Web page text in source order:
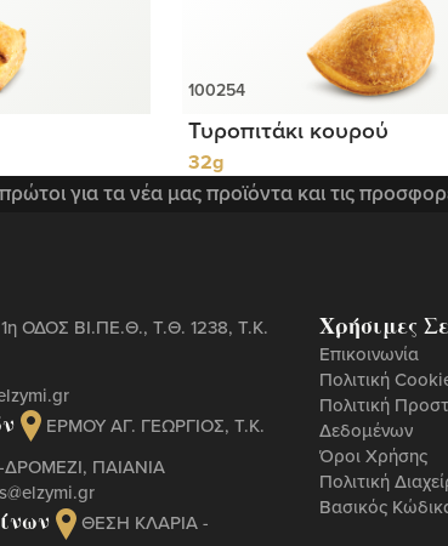
Τυροπιτάκι κουρού
32g
για τα νέα μας προϊόντα και τις
1η ΟΔΟΣ ΒΙ.ΠΕ.Θ., Τ.Θ. 1238, Τ.Κ.
ΕΡΜΟΥ ΑΓ. ΓΕΩΡΓΙΟΣ, T.K.
ΠΑΙΑΝΙΑ
ΘΕΣΗ ΚΛΑΡΙΑ -
Χρήσιμες
Επικοινωνία
Πολιτική
Πολιτική
Δεδομένων
Όροι Χρήσης
Πολιτική
Βασικός